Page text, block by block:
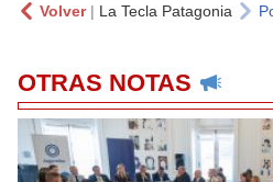
Volver| La Tecla Patagonia
OTRAS NOTAS